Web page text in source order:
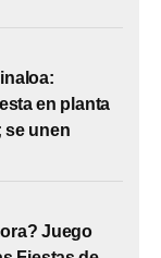
en planta
se unen
Juego